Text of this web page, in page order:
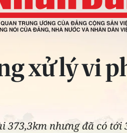
xử lý vi
nhưng đã có tới